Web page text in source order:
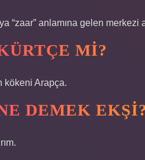
“zaar” anlamına gelen
MI?
kökeni Arapça.
DEMEK